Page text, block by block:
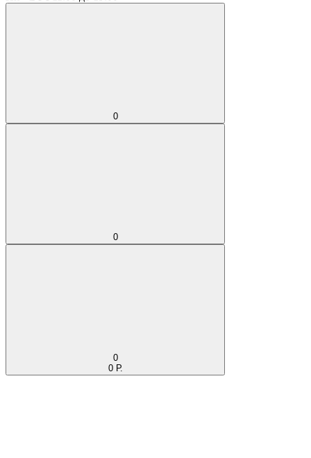
0
0
0
0 Р.